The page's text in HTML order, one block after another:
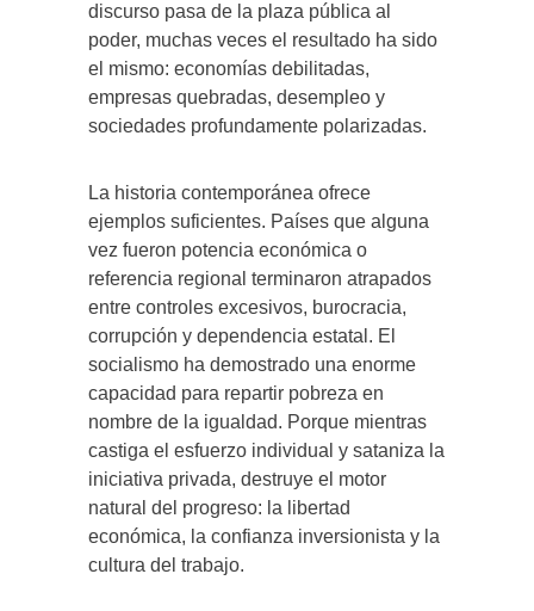
discurso pasa de la plaza pública al
poder, muchas veces el resultado ha sido
el mismo: economías debilitadas,
empresas quebradas, desempleo y
sociedades profundamente polarizadas.
La historia contemporánea ofrece
ejemplos suficientes. Países que alguna
vez fueron potencia económica o
referencia regional terminaron atrapados
entre controles excesivos, burocracia,
corrupción y dependencia estatal. El
socialismo ha demostrado una enorme
capacidad para repartir pobreza en
nombre de la igualdad. Porque mientras
castiga el esfuerzo individual y sataniza la
iniciativa privada, destruye el motor
natural del progreso: la libertad
económica, la confianza inversionista y la
cultura del trabajo.